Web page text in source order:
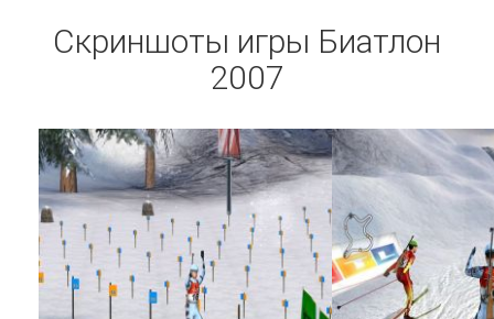
Скриншоты игры Биатлон
2007